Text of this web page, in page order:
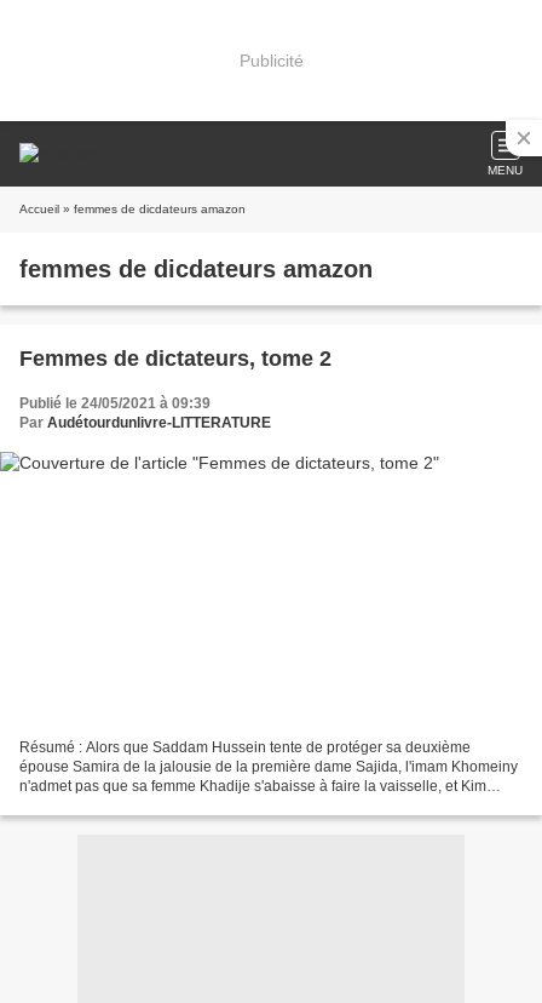
Publicité
MENU
Accueil » femmes de dicdateurs amazon
femmes de dicdateurs amazon
Femmes de dictateurs, tome 2
Publié le 24/05/2021 à 09:39
Par Audétourdunlivre-LITTERATURE
Résumé : Alors que Saddam Hussein tente de protéger sa deuxième
épouse Samira de la jalousie de la première dame Sajida, l'imam Khomeiny
n'admet pas que sa femme Khadije s'abaisse à faire la vaisselle, et Kim